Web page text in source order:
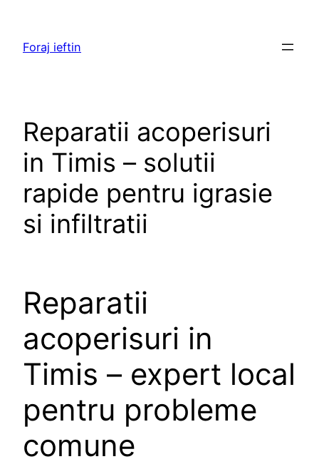
content
Foraj ieftin
Reparatii acoperisuri
in Timis – solutii
rapide pentru igrasie
si infiltratii
Reparatii
acoperisuri in
Timis – expert local
pentru probleme
comune